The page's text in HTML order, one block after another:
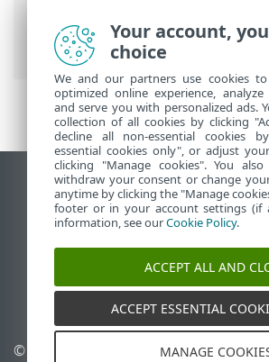
Ayuda en línea de ESET>
Manager
>Introducción >
(extensión)
Ver sitio del escritorio
End of Life
Base de conocimiento de ESET
Foro de ESET
ESET Status Portal
Soporte regional
© 1992 - 2026 ESET, spol. s
Your account,
choice
We and our partners use cookies
optimized online experience,
and serve you with personalized ads.
collection of all cookies by clicking
decline all non-essential cookies
essential cookies only", or adjust
clicking "Manage cookies". You
withdraw your consent or change
anytime by clicking the "Manage
footer or in your account settings (if
information, see ourCookie Policy.
ACCEPT ALL AND
ACCEPT ESSENTIAL
MANAGE